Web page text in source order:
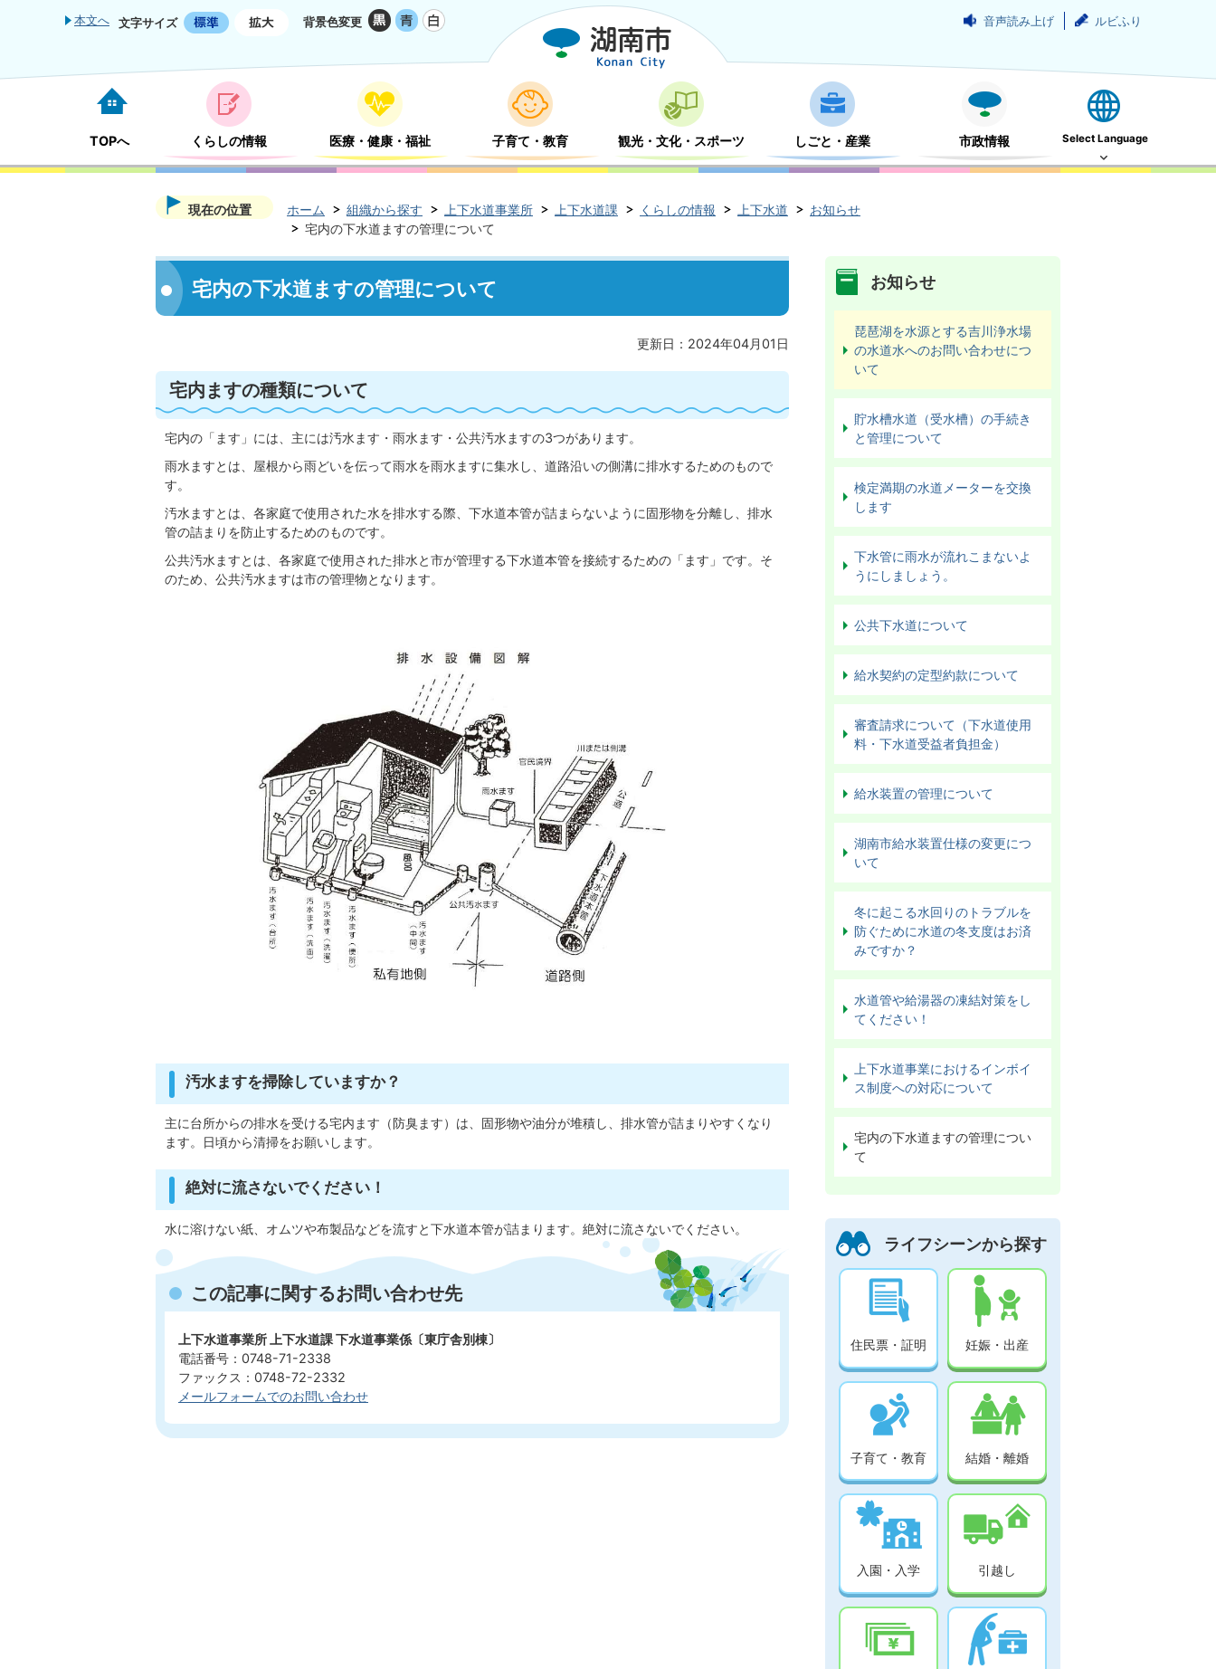
本文へ 文字サイズ 背景色変更 音声読み上げ ルビふり
TOPへ くらしの情報 医療・健康・福祉 子育て・教育 観光・文化・スポーツ しごと・産業 市政情報 Select Language
現在の位置 ホーム 組織から探す 上下水道事業所 上下水道課 くらしの情報 上下水道
お知らせ
宅内の下水道ますの管理について
宅内の下水道ますの管理について
更新日：2024年04月01日
宅内ますの種類について
宅内の「ます」には、主には汚水ます・雨水ます・公共汚水ますの3つがあります。
雨水ますとは、屋根から雨どいを伝って雨水を雨水ますに集水し、道路沿いの側溝に排水するためのもので
す。
汚水ますとは、各家庭で使用された水を排水する際、下水道本管が詰まらないように固形物を分離し、排水
管の詰まりを防止するためのものです。
公共汚水ますとは、各家庭で使用された排水と市が管理する下水道本管を接続するための「ます」です。そ
のため、公共汚水ますは市の管理物となります。
汚水ますを掃除していますか？
主に台所からの排水を受ける宅内ます（防臭ます）は、固形物や油分が堆積し、排水管が詰まりやすくなり
ます。日頃から清掃をお願いします。
絶対に流さないでください！
水に溶けない紙、オムツや布製品などを流すと下水道本管が詰まります。絶対に流さないでください。
この記事に関するお問い合わせ先
上下水道事業所 上下水道課 下水道事業係〔東庁舎別棟〕
電話番号：0748-71-2338
ファックス：0748-72-2332
メールフォームでのお問い合わせ
お知らせ
琵琶湖を水源とする吉川浄水場
の水道水へのお問い合わせにつ
いて
貯水槽水道（受水槽）の手続き
と管理について
検定満期の水道メーターを交換
します
下水管に雨水が流れこまないよ
うにしましょう。
公共下水道について
給水契約の定型約款について
審査請求について（下水道使用
料・下水道受益者負担金）
給水装置の管理について
湖南市給水装置仕様の変更につ
いて
冬に起こる水回りのトラブルを
防ぐために水道の冬支度はお済
みですか？
水道管や給湯器の凍結対策をし
てください！
上下水道事業におけるインボイ
ス制度への対応について
宅内の下水道ますの管理につい
て
ライフシーンから探す
住民票・証明 妊娠・出産
子育て・教育 結婚・離婚
入園・入学 引越し